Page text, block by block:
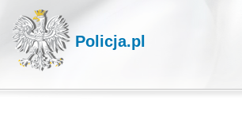
Policja.pl